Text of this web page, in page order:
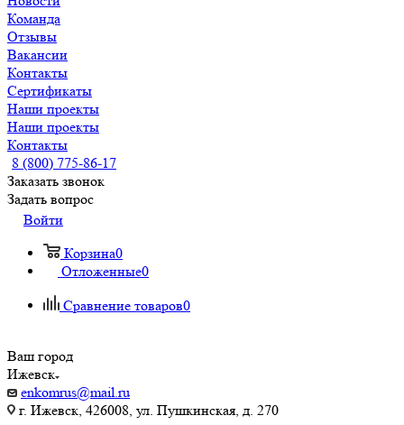
Команда
Отзывы
Вакансии
Контакты
Сертификаты
Наши проекты
Наши проекты
Контакты
8 (800) 775-86-17
Заказать звонок
Задать вопрос
Войти
Корзина0
Отложенные0
Сравнение товаров0
Ваш город
Ижевск
enkomrus@mail.ru
г. Ижевск, 426008, ул. Пушкинская, д. 270